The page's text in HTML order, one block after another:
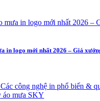
in logo mới nhất 2026 – Giá